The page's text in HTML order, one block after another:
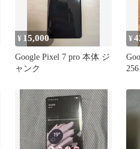
¥ 15,000
Google Pixel 7 pro 本体 ジ
ャンク
¥